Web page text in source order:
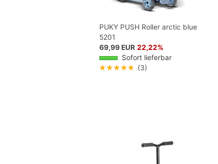
PUKY PUSH Roller arctic blue
5201
69,99 EUR 22,22%
Sofort lieferbar
★★★★★ (3)